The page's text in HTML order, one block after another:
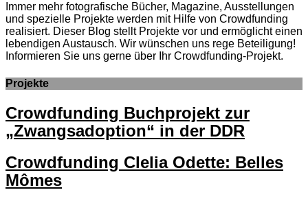
Immer mehr fotografische Bücher, Magazine, Ausstellungen
und spezielle Projekte werden mit Hilfe von Crowdfunding
realisiert. Dieser Blog stellt Projekte vor und ermöglicht einen
lebendigen Austausch. Wir wünschen uns rege Beteiligung!
Informieren Sie uns gerne über Ihr Crowdfunding-Projekt.
Projekte
Crowdfunding Buchprojekt zur
„Zwangsadoption“ in der DDR
Crowdfunding Clelia Odette: Belles
Mômes